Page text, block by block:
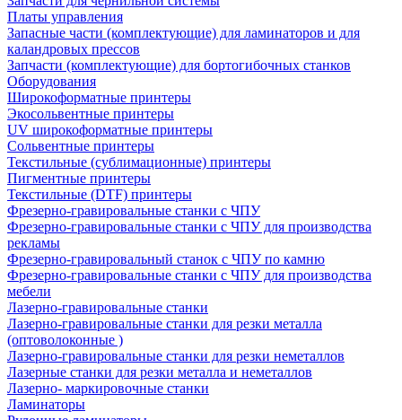
Платы управления
Запасные части (комплектующие) для ламинаторов и для
каландровых прессов
Запчасти (комплектующие) для бортогибочных станков
Оборудования
Широкоформатные принтеры
Экосольвентные принтеры
UV широкоформатные принтеры
Сольвентные принтеры
Текстильные (сублимационные) принтеры
Пигментные принтеры
Текстильные (DTF) принтеры
Фрезерно-гравировальные станки с ЧПУ
Фрезерно-гравировальные станки с ЧПУ для производства
рекламы
Фрезерно-гравировальный станок с ЧПУ по камню
Фрезерно-гравировальные станки с ЧПУ для производства
мебели
Лазерно-гравировальные станки
Лазерно-гравировальные станки для резки металла
(оптоволоконные )
Лазерно-гравировальные станки для резки неметаллов
Лазерные станки для резки металла и неметаллов
Лазерно- маркировочные станки
Ламинаторы